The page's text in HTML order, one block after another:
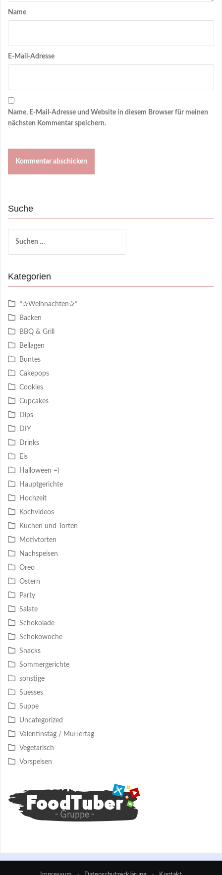
Name
E-Mail-Adresse
Name, E-Mail-Adresse und Website in diesem Browser für meinen
nächsten Kommentar speichern.
Suche
nach:
Kategorien
*✰Weihnachten✰*
Backen
BBQ & Grill
Beilagen
Buntes
Cakepops
Cookies
Cupcakes
Dips
DIY
Drinks
Eis
Halloween =)
Hauptgerichte
Hochzeit
Kochvideos
Kuchen und Torten
Motivtorten
Nachspeisen
Oreo
Ostern
Party
Salate
Schokolade
Schokowoche
Snacks
Sommergerichte
sonstige
Suesses
Suppe
Uncategorized
Valentinstag / Muttertag
Vegetarisch
Vorspeisen